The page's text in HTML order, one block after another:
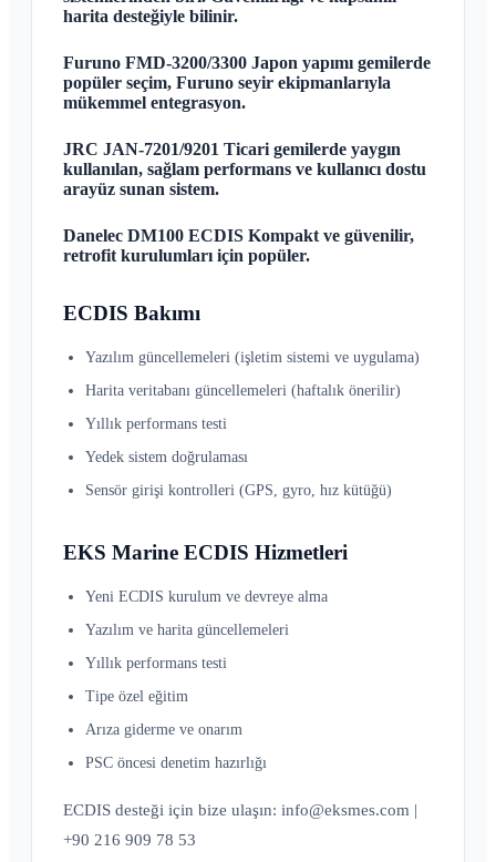
harita desteğiyle bilinir.
Furuno FMD-3200/3300 Japon yapımı gemilerde
popüler seçim, Furuno seyir ekipmanlarıyla
mükemmel entegrasyon.
JRC JAN-7201/9201 Ticari gemilerde yaygın
kullanılan, sağlam performans ve kullanıcı dostu
arayüz sunan sistem.
Danelec DM100 ECDIS Kompakt ve güvenilir,
retrofit kurulumları için popüler.
ECDIS Bakımı
Yazılım güncellemeleri (işletim sistemi ve uygulama)
Harita veritabanı güncellemeleri (haftalık önerilir)
Yıllık performans testi
Yedek sistem doğrulaması
Sensör girişi kontrolleri (GPS, gyro, hız kütüğü)
EKS Marine ECDIS Hizmetleri
Yeni ECDIS kurulum ve devreye alma
Yazılım ve harita güncellemeleri
Yıllık performans testi
Tipe özel eğitim
Arıza giderme ve onarım
PSC öncesi denetim hazırlığı
ECDIS desteği için bize ulaşın: info@eksmes.com |
+90 216 909 78 53